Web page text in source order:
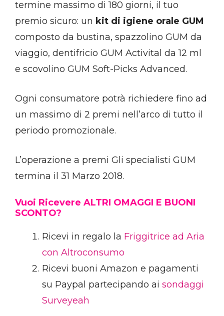
termine massimo di 180 giorni, il tuo
premio sicuro: un kit di igiene orale GUM
composto da bustina, spazzolino GUM da
viaggio, dentifricio GUM Activital da 12 ml
e scovolino GUM Soft-Picks Advanced.
Ogni consumatore potrà richiedere fino ad
un massimo di 2 premi nell’arco di tutto il
periodo promozionale.
L’operazione a premi Gli specialisti GUM
termina il 31 Marzo 2018.
Vuoi Ricevere ALTRI OMAGGI E BUONI
SCONTO?
Ricevi in regalo la Friggitrice ad Aria
con Altroconsumo
Ricevi buoni Amazon e pagamenti
su Paypal partecipando ai sondaggi
Surveyeah